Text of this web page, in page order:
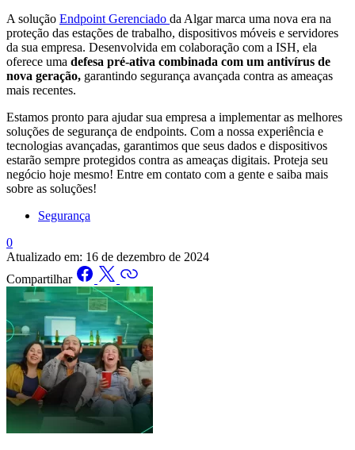
A solução Endpoint Gerenciado da Algar marca uma nova era na
proteção das estações de trabalho, dispositivos móveis e servidores
da sua empresa. Desenvolvida em colaboração com a ISH, ela
oferece uma defesa pré-ativa combinada com um antivírus de
nova geração, garantindo segurança avançada contra as ameaças
mais recentes.
Estamos pronto para ajudar sua empresa a implementar as melhores
soluções de segurança de endpoints. Com a nossa experiência e
tecnologias avançadas, garantimos que seus dados e dispositivos
estarão sempre protegidos contra as ameaças digitais. Proteja seu
negócio hoje mesmo! Entre em contato com a gente e saiba mais
sobre as soluções!
Segurança
0
Atualizado em: 16 de dezembro de 2024
Compartilhar